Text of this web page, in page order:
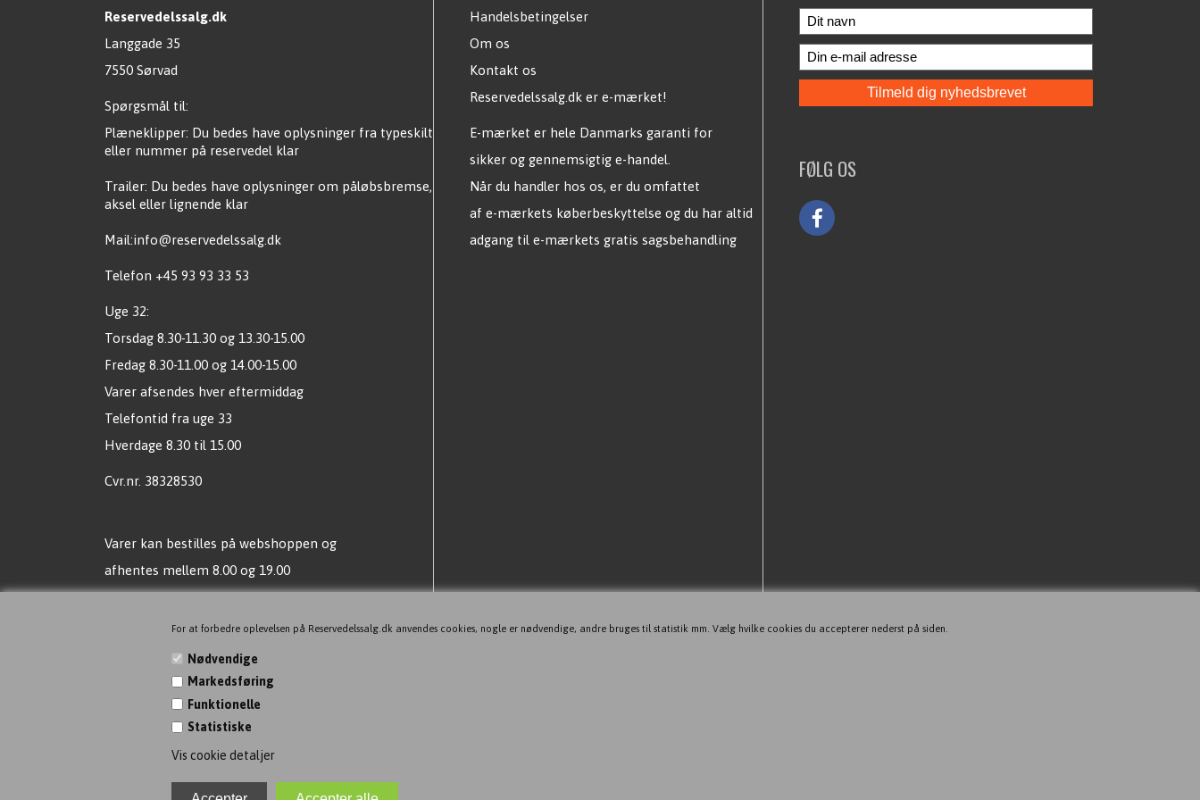
For at forbedre oplevelsen på Reservedelssalg.dk anvendes cookies, nogle er nødvendige, andre bruges til statistik mm. Vælg hvilke cookies du accepterer nederst på siden.
Nødvendige
Markedsføring
Funktionelle
Statistiske
Vis cookie detaljer
Reservedelssalg.dk
Langgade 35
7550 Sørvad
Spørgsmål til:
Plæneklipper: Du bedes have oplysninger fra typeskilt
eller nummer på reservedel klar
Trailer: Du bedes have oplysninger om påløbsbremse,
aksel eller lignende klar
Mail:info@reservedelssalg.dk
Telefon +45 93 93 33 53
Uge 32:
Torsdag 8.30-11.30 og 13.30-15.00
Fredag 8.30-11.00 og 14.00-15.00
Varer afsendes hver eftermiddag
Telefontid fra uge 33
Hverdage 8.30 til 15.00
Cvr.nr. 38328530
Varer kan bestilles på webshoppen og
afhentes mellem 8.00 og 19.00
komme alligevel, så bare aftal tid!
Ingen kortbetaling ved fremmøde, men gerne
MOBILEPAY!
Handelsbetingelser
Om os
Kontakt os
Reservedelssalg.dk er e-mærket!
E-mærket er hele Danmarks garanti for
sikker og gennemsigtig e-handel.
Når du handler hos os, er du omfattet
af e-mærkets køberbeskyttelse og du har altid
adgang til e-mærkets gratis sagsbehandling
FØLG OS